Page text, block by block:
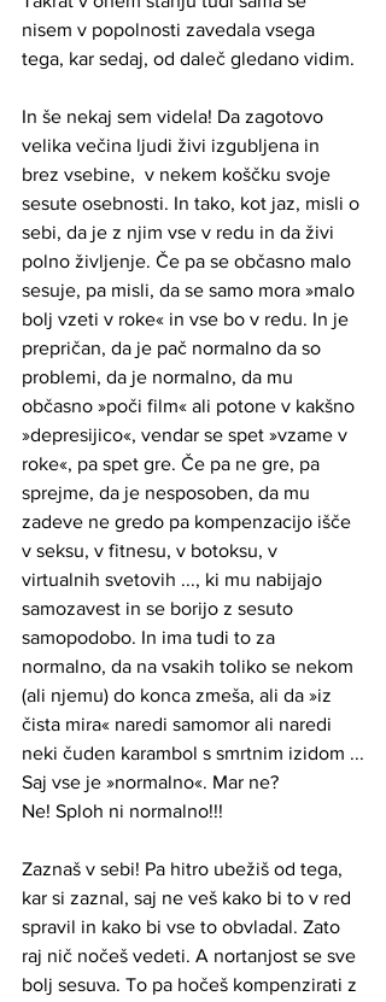
nisem v popolnosti zavedala vsega
tega, kar sedaj, od daleč gledano vidim.
In še nekaj sem videla! Da zagotovo
velika večina ljudi živi izgubljena in
brez vsebine,  v nekem koščku svoje
sesute osebnosti. In tako, kot jaz, misli o
sebi, da je z njim vse v redu in da živi
polno življenje. Če pa se občasno malo
sesuje, pa misli, da se samo mora »malo
bolj vzeti v roke« in vse bo v redu. In je
prepričan, da je pač normalno da so
problemi, da je normalno, da mu
občasno »poči film« ali potone v kakšno
»depresijico«, vendar se spet »vzame v
roke«, pa spet gre. Če pa ne gre, pa
sprejme, da je nesposoben, da mu
zadeve ne gredo pa kompenzacijo išče
v seksu, v fitnesu, v botoksu, v
virtualnih svetovih ..., ki mu nabijajo
samozavest in se borijo z sesuto
samopodobo. In ima tudi to za
normalno, da na vsakih toliko se nekom
(ali njemu) do konca zmeša, ali da »iz
čista mira« naredi samomor ali naredi
neki čuden karambol s smrtnim izidom ...
Saj vse je »normalno«. Mar ne?
Ne! Sploh ni normalno!!!
Zaznaš v sebi! Pa hitro ubežiš od tega,
kar si zaznal, saj ne veš kako bi to v red
spravil in kako bi vse to obvladal. Zato
raj nič nočeš vedeti. A nortanjost se sve
bolj sesuva. To pa hočeš kompenzirati z